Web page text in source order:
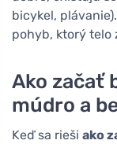
bicykel,
pohyb, ktorý telo
Ako začať
múdro a
Keď sa rieši ako